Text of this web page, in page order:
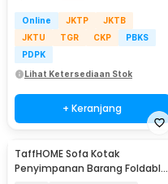
Online JKTP
JKTB
JKTU
TGR CKP
PBKS
PDPK
Lihat Ketersediaan Stok
+ Keranjang
TaffHOME Sofa Kotak
Penyimpanan Barang Foldable